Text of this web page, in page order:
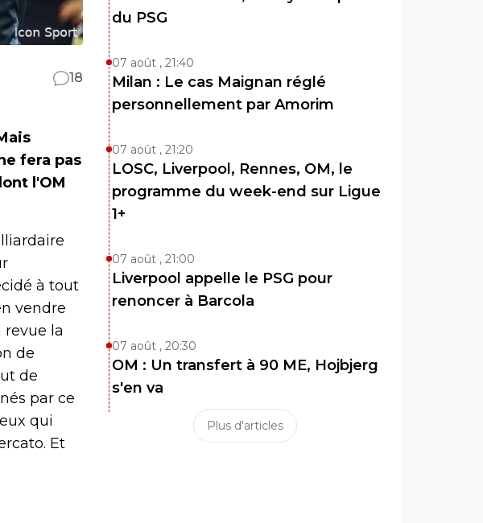
18
fera pas
l'OM
à tout
vendre
revue la
de
de
par ce
qui
Et
du PSG
07 août , 21:40
Milan : Le cas Maignan réglé
personnellement par Amorim
07 août , 21:20
LOSC, Liverpool, Rennes, OM, le
programme du week-end sur Ligue
1+
07 août , 21:00
Liverpool appelle le PSG pour
renoncer à Barcola
07 août , 20:30
OM : Un transfert à 90 ME, Hojbjerg
s'en va
Plus d'articles